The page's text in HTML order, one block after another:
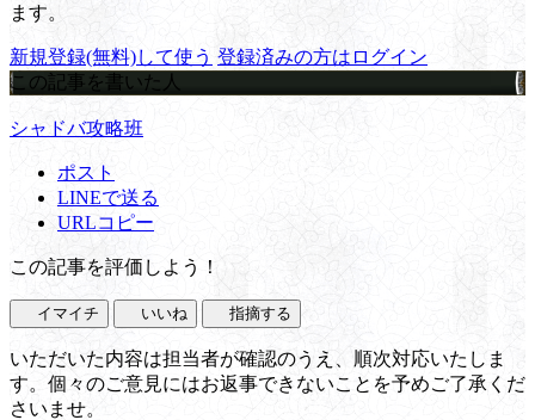
ます。
新規登録(無料)して使う 登録済みの方はログイン
この記事を書いた人
シャドバ攻略班
ポスト
LINEで送る
URLコピー
この記事を評価しよう！
イマイチ いいね 指摘する
いただいた内容は担当者が確認のうえ、順次対応いたしま
す。個々のご意見にはお返事できないことを予めご了承くだ
さいませ。